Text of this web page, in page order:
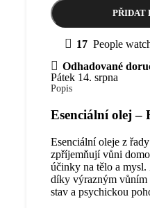
PŘIDAT
17 People
Odhadované
Pátek 14. srpna
Popis
Esenciální olej –
Esenciální oleje z
zpříjemňují vůni
účinky na tělo a
díky výrazným
stav a psychickou